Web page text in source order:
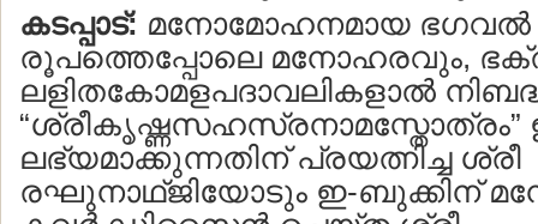
കടപ്പാട്: മനോമോഹനമായ ഭഗവല്‍
രൂപത്തെപ്പോലെ മനോഹരവും,
ലളിതകോമളപദാവലികളാല്‍
ലഭ്യമാക്കുന്നതിന് പ്രയത്നിച്ച ശ്രീ
രഘുനാഥ്ജിയോടും ഇ-ബുക്കിന്